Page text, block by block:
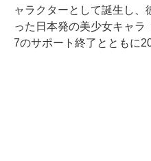
ャラクターとして誕生し
った日本発の美少女キャ
7のサポート終了とともに